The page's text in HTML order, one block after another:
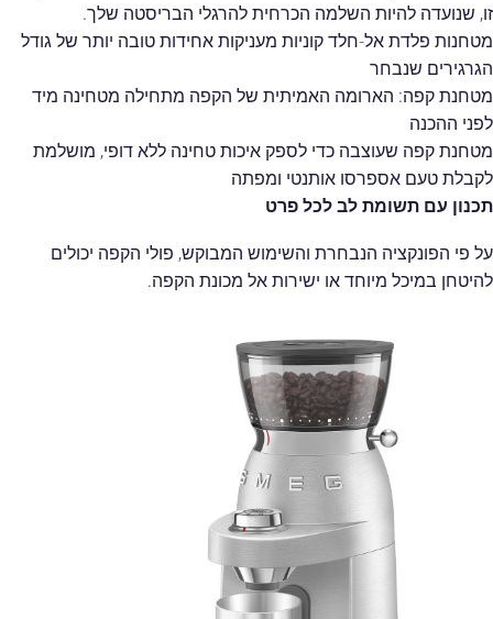
זו, שנועדה להיות השלמה הכרחית להרגלי הבריסטה שלך.
מטחנות פלדת אל-חלד קוניות מעניקות אחידות טובה יותר של גודל
הגרגירים שנבחר
מטחנת קפה: הארומה האמיתית של הקפה מתחילה מטחינה מיד
לפני ההכנה
מטחנת קפה שעוצבה כדי לספק איכות טחינה ללא דופי, מושלמת
לקבלת טעם אספרסו אותנטי ומפתה
תכנון עם תשומת לב לכל פרט
על פי הפונקציה הנבחרת והשימוש המבוקש, פולי הקפה יכולים
להיטחן במיכל מיוחד או ישירות אל מכונת הקפה.